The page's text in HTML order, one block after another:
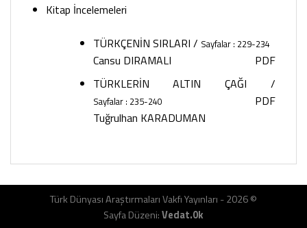
Kitap İncelemeleri
TÜRKÇENİN SIRLARI / Sayfalar : 229-234
PDF
Cansu DIRAMALI
TÜRKLERİN ALTIN ÇAĞI /
Sayfalar : 235-240
PDF
Tuğrulhan KARADUMAN
Türk Dünyası Araştırmaları Vakfı Yayınları - 2026 ©
Sayfa Düzeni:Vedat.0k